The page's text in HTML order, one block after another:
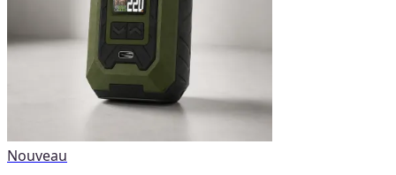
Nouveau